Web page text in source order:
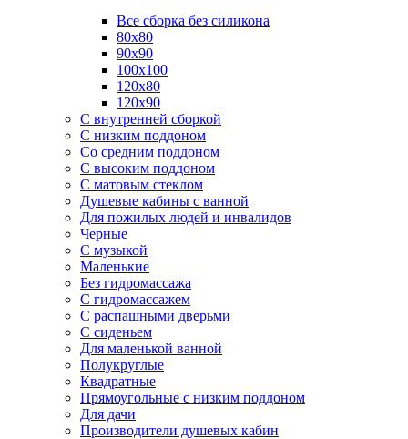
Все сборка без силикона
80х80
90х90
100х100
120х80
120х90
С внутренней сборкой
C низким поддоном
Со средним поддоном
С высоким поддоном
С матовым стеклом
Душевые кабины с ванной
Для пожилых людей и инвалидов
Черные
С музыкой
Маленькие
Без гидромассажа
С гидромассажем
С распашными дверьми
С сиденьем
Для маленькой ванной
Полукруглые
Квадратные
Прямоугольные с низким поддоном
Для дачи
Производители душевых кабин